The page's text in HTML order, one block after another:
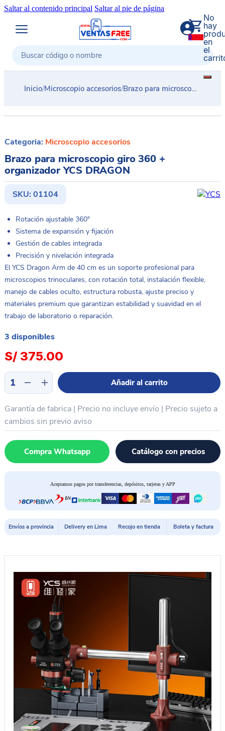
Saltar al contenido principal Saltar al pie de página
Buscar
0
No
hay
en
el
Inicio/Microscopio accesorios/Brazo para microscopio giro 360 + organizador YCS DRAGON
Categoria: Microscopio accesorios
Brazo para microscopio giro 360 +
organizador YCS DRAGON
SKU: 01104
Rotación ajustable 360°
Sistema de expansión y fijación
Gestión de cables integrada
Precisión y nivelación integrada
El YCS Dragon Arm de 40 cm es un soporte profesional para
microscopios trinoculares, con rotación total, instalación flexible,
manejo de cables oculto, estructura robusta, ajuste preciso y
materiales premium que garantizan estabilidad y suavidad en el
trabajo de laboratorio o reparación.
3 disponibles
S/ 375.00
Brazo
para
giro
360
+
organizador
YCS
DRAGON
Añadir al carrito
Garantía de fabrica | Precio no incluye envío | Precio sujeto a
cambios sin previo aviso
Compra Whatsapp Catálogo con precios
Aceptamos pagos por transferencias, depósitos, tarjetas y APP
Envíos a provincia Delivery en Lima Recojo en tienda Boleta y factura